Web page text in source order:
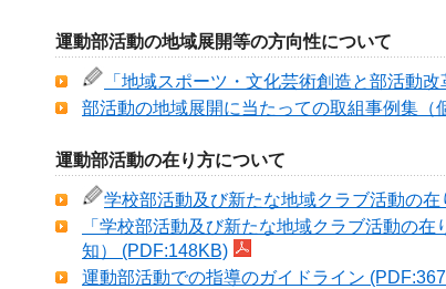
運動部活動の地域展開等の方向性について
「地域スポーツ・文化芸術創造と部活動
部活動の地域展開に当たっての取組事例集（
運動部活動の在り方について
学校部活動及び新たな地域クラブ活動の
「学校部活動及び新たな地域クラブ活動の
知） (PDF:148KB)
運動部活動での指導のガイドライン